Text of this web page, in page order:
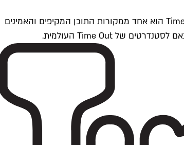
Time Outתל אביב הוא חלק מרשת Time Out Global — רשת מדיה בינלאומית הפועלת ב-360 ערים מרכזיות וב-60 מדינות ברחבי העולם. Time Out הוא אחד ממקורות התוכן המקיפים והאמינים